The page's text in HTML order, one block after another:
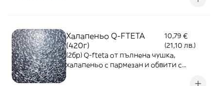
Халапеньо Q-FTETA
(420г)
10,79 €
(21,10 лв.)
(2бр) Q-fteta от пълнена чушка,
халапеньо с пармезан и обвити с